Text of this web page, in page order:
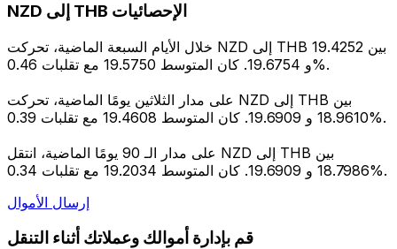
NZD إلى THB الإحصائيات
خلال الأيام السبعة الماضية، تحركت NZD إلى THB بين 19.4252
و 19.6754. كان المتوسط 19.5750 مع تقلبات 0.46%.
على مدار الثلاثين يومًا الماضية، تحركت NZD إلى THB بين
18.9610 و 19.6909. كان المتوسط 19.4608 مع تقلبات 0.39%.
على مدار الـ 90 يومًا الماضية، انتقل NZD إلى THB بين
18.7986 و 19.6909. كان المتوسط 19.2034 مع تقلبات 0.34%.
إرسال الأموال
قم بإدارة أموالك وعملاتك أثناء التنقل